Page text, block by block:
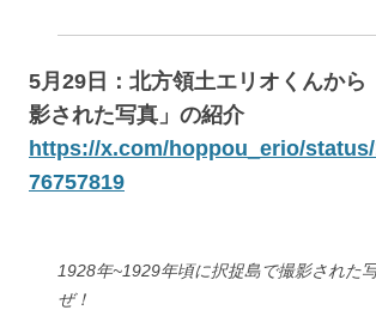
5月29日：北方領土エリオくんから
影された写真」の紹介
https://x.com/hoppou_erio/status/
76757819
1928年~1929年頃に択捉島で撮影された
ぜ！